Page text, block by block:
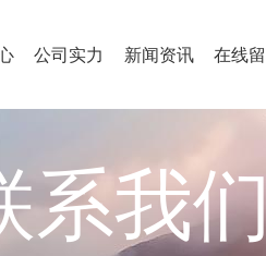
公司实力 新闻资讯 在线
系我